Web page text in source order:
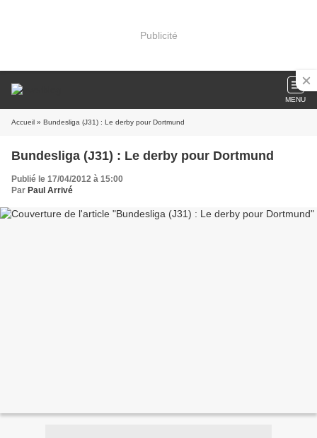
Publicité
MENU
Accueil » Bundesliga (J31) : Le derby pour Dortmund
Bundesliga (J31) : Le derby pour Dortmund
Publié le 17/04/2012 à 15:00
Par Paul Arrivé